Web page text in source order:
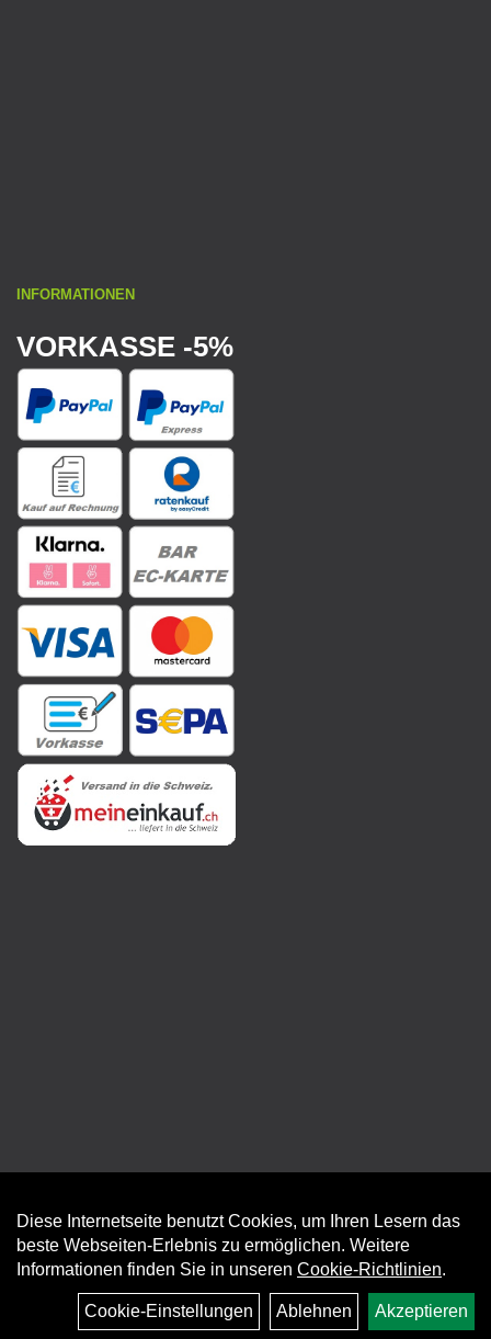
INFORMATIONEN
VORKASSE -5%
Diese Internetseite benutzt Cookies, um Ihren Lesern das
beste Webseiten-Erlebnis zu ermöglichen. Weitere
Informationen finden Sie in unseren Cookie-Richtlinien.
Cookie-Einstellungen Ablehnen Akzeptieren
Auftrag widerrufen